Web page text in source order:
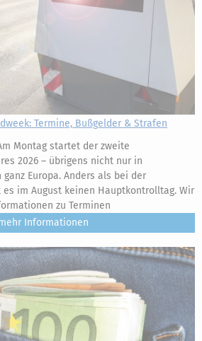
Termine, Bußgelder & Strafen
Montag startet der zweite
2026 – übrigens nicht nur in
Europa. Anders als bei der
im August keinen Hauptkontrolltag. Wir
zu Terminen